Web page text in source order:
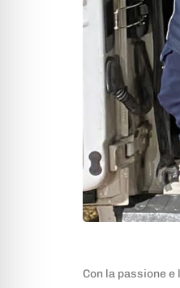
Con la passione